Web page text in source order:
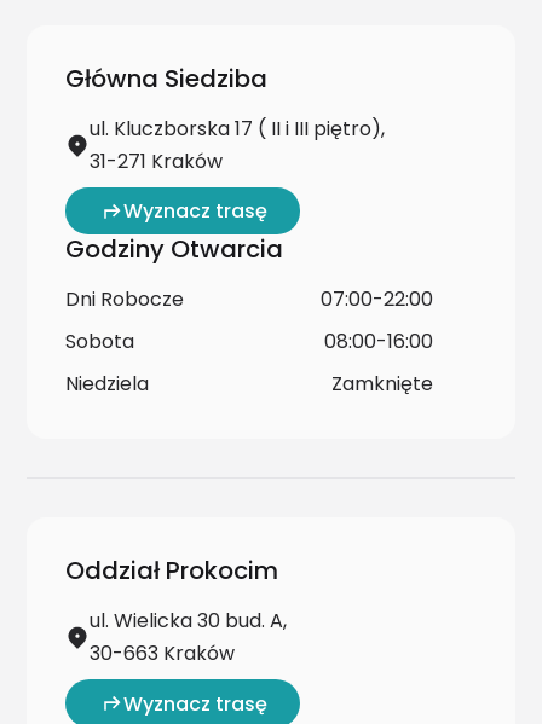
Główna Siedziba
ul. Kluczborska 17 ( II i III piętro),
31-271 Kraków
Wyznacz trasę
Godziny Otwarcia
Dni Robocze
07:00-22:00
Sobota
08:00-16:00
Niedziela
Zamknięte
Oddział Prokocim
ul. Wielicka 30 bud. A,
30-663 Kraków
Wyznacz trasę